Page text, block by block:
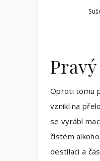
Oproti tomu
vznikl na
se vyrábí
čistém
destilaci a